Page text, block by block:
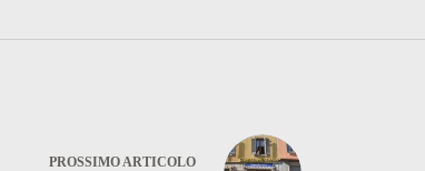
PROSSIMOARTICOLO